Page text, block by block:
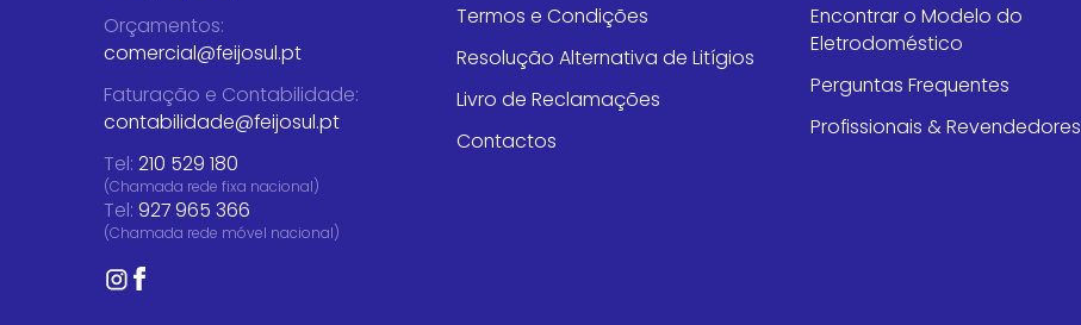
Orçamentos:
comercial@feijosul.pt
Faturação e Contabilidade:
contabilidade@feijosul.pt
Tel: 210 529 180
(Chamada rede fixa nacional)
Tel: 927 965 366
(Chamada rede móvel nacional)
Termos e Condições
Resolução Alternativa de Litígios
Livro de Reclamações
Contactos
Encontrar o Modelo do
Eletrodoméstico
Perguntas Frequentes
Profissionais & Revendedores